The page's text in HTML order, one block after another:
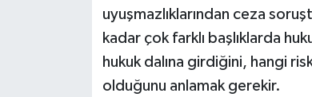
uyuşmazlıklarından ceza
kadar çok farklı başlıklarda
hukuk dalına girdiğini, hangi
olduğunu anlamak gerekir.